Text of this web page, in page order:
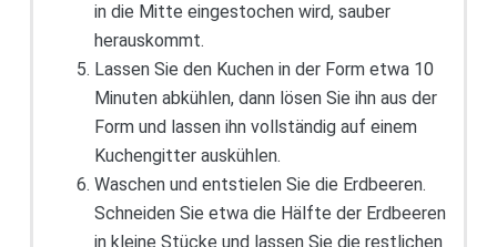
in die Mitte eingestochen wird, sauber
herauskommt.
Lassen Sie den Kuchen in der Form etwa 10
Minuten abkühlen, dann lösen Sie ihn aus der
Form und lassen ihn vollständig auf einem
Kuchengitter auskühlen.
Waschen und entstielen Sie die Erdbeeren.
Schneiden Sie etwa die Hälfte der Erdbeeren
in kleine Stücke und lassen Sie die restlichen